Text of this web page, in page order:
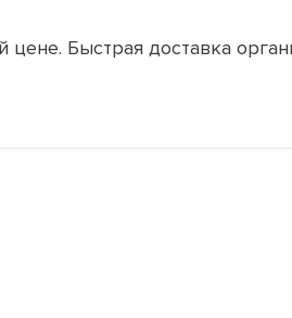
Быстрая доставка